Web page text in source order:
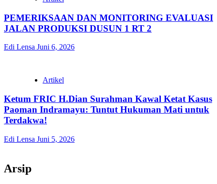
PEMERIKSAAN DAN MONITORING EVALUASI
JALAN PRODUKSI DUSUN 1 RT 2
Edi Lensa Juni 6, 2026
Artikel
Ketum FRIC H.Dian Surahman Kawal Ketat Kasus
Paoman Indramayu: Tuntut Hukuman Mati untuk
Terdakwa!
Edi Lensa Juni 5, 2026
Arsip